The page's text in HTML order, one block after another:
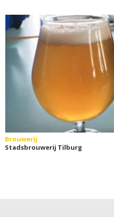
Brouwerij
Stadsbrouwerij Tilburg